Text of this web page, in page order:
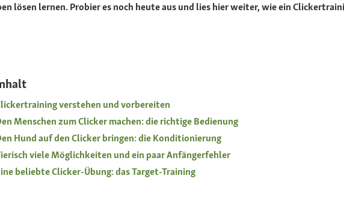
lösen lernen. Probier es noch heute aus und lies hier weiter, wie ein
verstehen und vorbereiten
Menschen zum Clicker machen: die richtige Bedienung
Hund auf den Clicker bringen: die Konditionierung
viele Möglichkeiten und ein paar Anfängerfehler
beliebte Clicker-Übung: das Target-Training